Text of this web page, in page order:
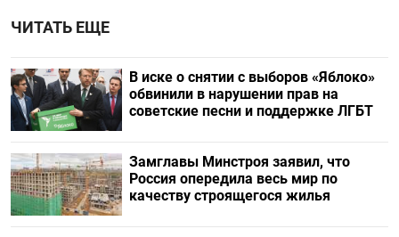
ЧИТАТЬ ЕЩЕ
В иске о снятии с выборов «Яблоко»
обвинили в нарушении прав на
советские песни и поддержке ЛГБТ
Замглавы Минстроя заявил, что
Россия опередила весь мир по
качеству строящегося жилья